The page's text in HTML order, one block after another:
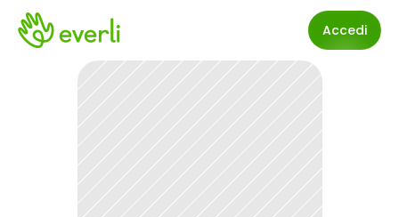
Accedi